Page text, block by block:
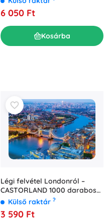
6 050 Ft
Kosárba
Légi felvétel Londonról –
CASTORLAND 1000 darabos
puzzle
Külső raktár ?
3 590 Ft